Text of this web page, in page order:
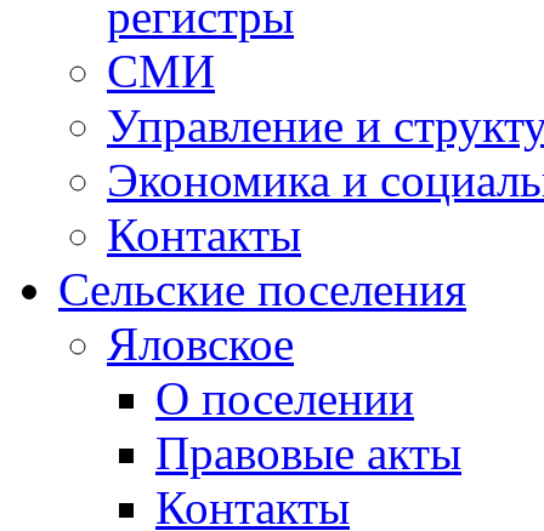
регистры
СМИ
Управление и
Экономика и
Контакты
Сельские поселения
Яловское
О поселении
Правовые акты
Контакты